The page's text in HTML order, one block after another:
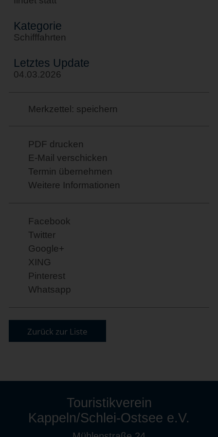
Kategorie
Schifffahrten
Letztes Update
04.03.2026
Merkzettel: speichern
PDF drucken
E-Mail verschicken
Termin übernehmen
Weitere Informationen
Facebook
Twitter
Google+
XING
Pinterest
Whatsapp
Zurück zur Liste
Touristikverein
Kappeln/Schlei-Ostsee e.V.